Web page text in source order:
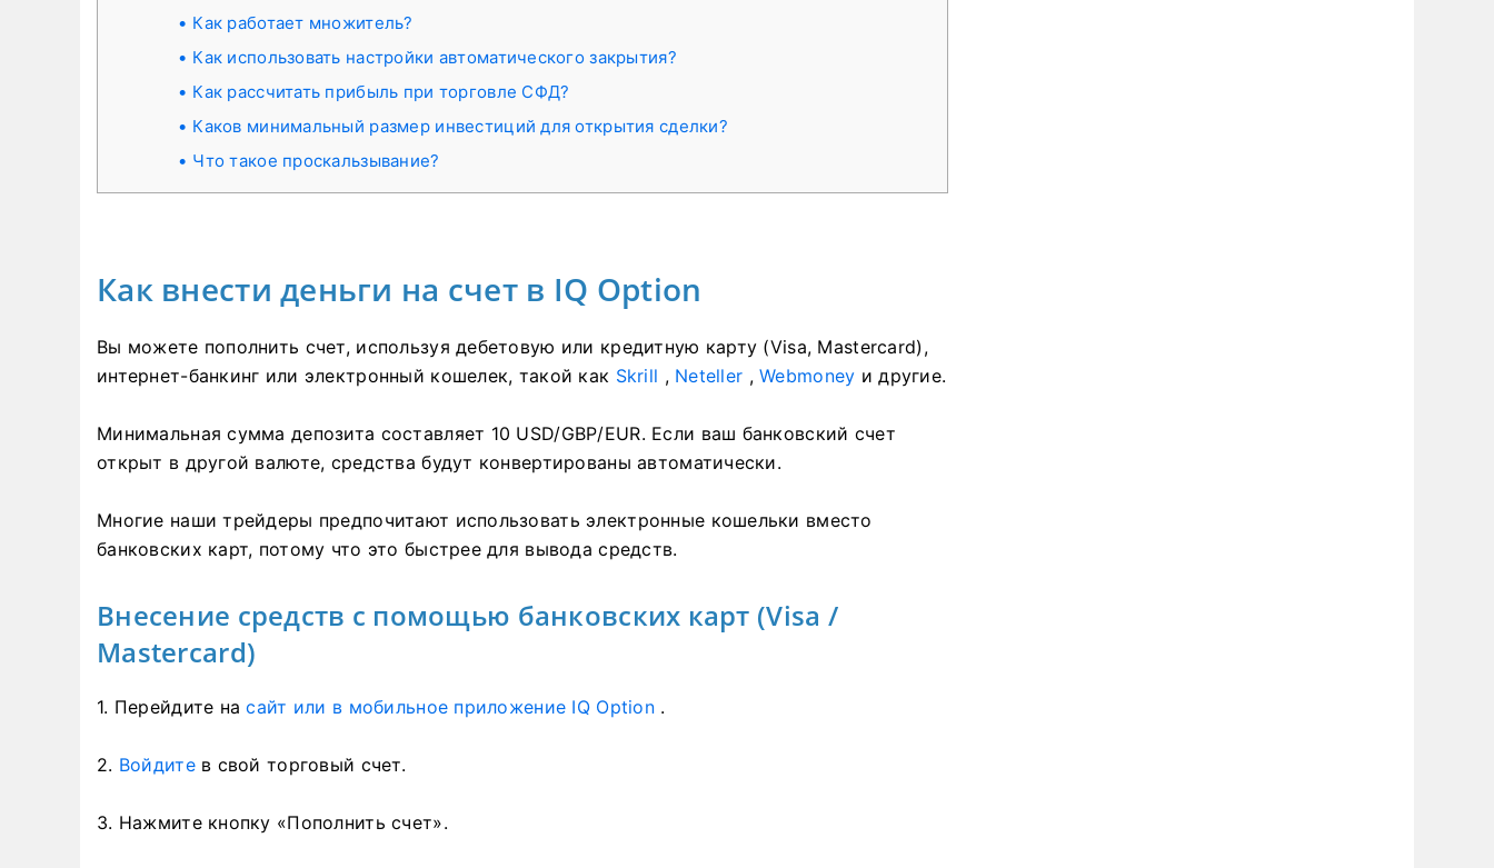
Как работает множитель?
Как использовать настройки автоматического закрытия?
Как рассчитать прибыль при торговле СФД?
Каков минимальный размер инвестиций для открытия сделки?
Что такое проскальзывание?
Как внести деньги на счет в IQ Option
Вы можете пополнить счет, используя дебетовую или кредитную карту (Visa, Mastercard),
интернет-банкинг или электронный кошелек, такой как Skrill , Neteller ,Webmoney и другие.
Минимальная сумма депозита составляет 10 USD/GBP/EUR. Если ваш банковский счет
открыт в другой валюте, средства будут конвертированы автоматически.
Многие наши трейдеры предпочитают использовать электронные кошельки вместо
банковских карт, потому что это быстрее для вывода средств.
Внесение средств с помощью банковских карт (Visa /
Mastercard)
1. Перейдите насайт или в мобильное приложение IQ Option.
2. Войдитев свой торговый счет.
3. Нажмите кнопку «Пополнить счет».